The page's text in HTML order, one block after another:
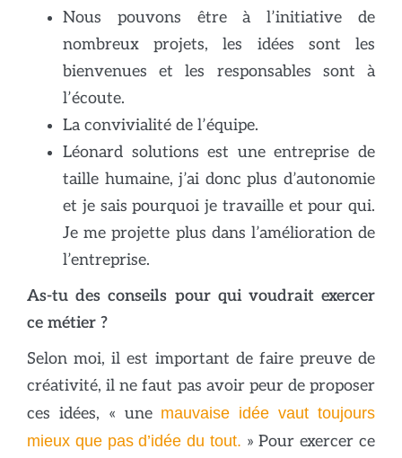
Nous pouvons être à l’initiative de
nombreux projets, les idées sont les
bienvenues et les responsables sont à
l’écoute.
La convivialité de l’équipe.
Léonard solutions est une entreprise de
taille humaine, j’ai donc plus d’autonomie
et je sais pourquoi je travaille et pour qui.
Je me projette plus dans l’amélioration de
l’entreprise.
As-tu des conseils pour qui voudrait exercer
ce métier ?
Selon moi, il est important de faire preuve de
créativité, il ne faut pas avoir peur de proposer
ces idées, « unemauvaise idée vaut toujours
mieux que pas d’idée du tout. » Pour exercer ce